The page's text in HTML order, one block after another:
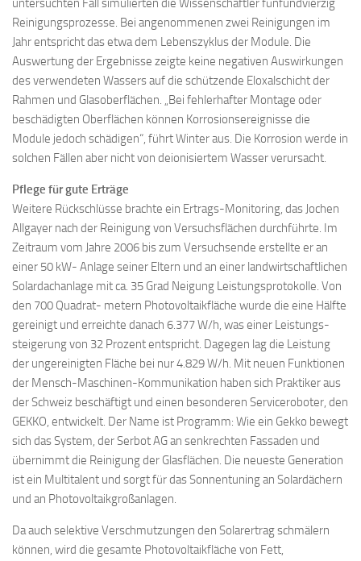
untersuchten Fall simulierten die Wissenschaftler fünfundvierzig
Reinigungsprozesse. Bei angenommenen zwei Reinigungen im
Jahr entspricht das etwa dem Lebenszyklus der Module. Die
Auswertung der Ergebnisse zeigte keine negativen Auswirkungen
des verwendeten Wassers auf die schützende Eloxalschicht der
Rahmen und Glasoberflächen. „Bei fehlerhafter Montage oder
beschädigten Oberflächen können Korrosionsereignisse die
Module jedoch schädigen“, führt Winter aus. Die Korrosion werde in
solchen Fällen aber nicht von deionisiertem Wasser verursacht.
Pflege für gute Erträge
Weitere Rückschlüsse brachte ein Ertrags-Monitoring, das Jochen
Allgayer nach der Reinigung von Versuchsflächen durchführte. Im
Zeitraum vom Jahre 2006 bis zum Versuchsende erstellte er an
einer 50 kW- Anlage seiner Eltern und an einer landwirtschaftlichen
Solardachanlage mit ca. 35 Grad Neigung Leistungsprotokolle. Von
den 700 Quadrat- metern Photovoltaikfläche wurde die eine Hälfte
gereinigt und erreichte danach 6.377 W/h, was einer Leistungs-
steigerung von 32 Prozent entspricht. Dagegen lag die Leistung
der ungereinigten Fläche bei nur 4.829 W/h. Mit neuen Funktionen
der Mensch-Maschinen-Kommunikation haben sich Praktiker aus
der Schweiz beschäftigt und einen besonderen Serviceroboter, den
GEKKO, entwickelt. Der Name ist Programm: Wie ein Gekko bewegt
sich das System, der Serbot AG an senkrechten Fassaden und
übernimmt die Reinigung der Glasflächen. Die neueste Generation
ist ein Multitalent und sorgt für das Sonnentuning an Solardächern
und an Photovoltaikgroßanlagen.
Da auch selektive Verschmutzungen den Solarertrag schmälern
können, wird die gesamte Photovoltaikfläche von Fett,